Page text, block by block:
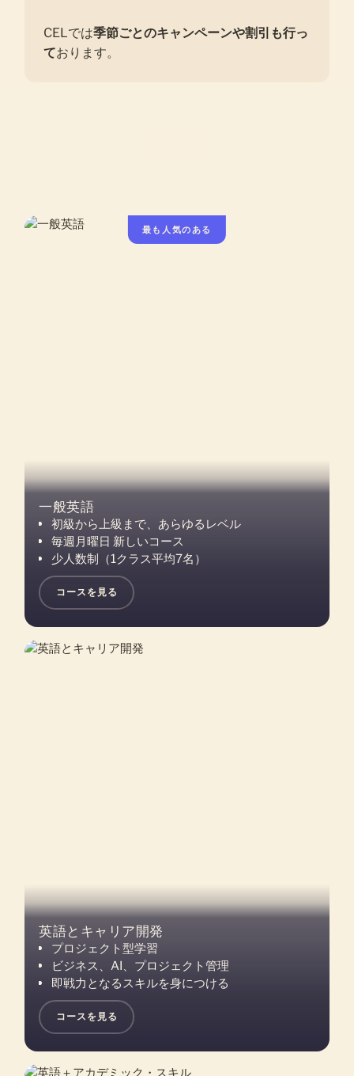
CELでは季節ごとのキャンペーンや割引も行っ
ております。
一般英語
初級から上級まで、あらゆるレベル
毎週月曜日 新しいコース
少人数制（1クラス平均7名）
コースを見る
最も人気のある
英語とキャリア開発
プロジェクト型学習
ビジネス、AI、プロジェクト管理
即戦力となるスキルを身につける
コースを見る